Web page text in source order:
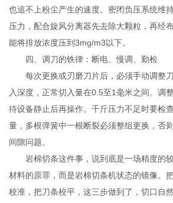
也追不上粉尘产生的速度。密闭负压系统维
压力，配合旋风分离器先去除大颗粒，再经
能将排放浓度压到3mg/m3以下。
四、调刀的铁律：断电、慢调、勤检
每次更换或刃磨刀片后，必须手动调整
入深度，正常切入量在0.5至1毫米之间。调
待设备静止后再操作。千斤压力不足时要检
量，多根弹簧中一根断裂必须整组更换，否
间隙问题。
岩棉切条这件事，说到底是一场精度的
材料的原罪，而是岩棉切条机状态的镜像。
校准，把刀条校平，这三步做到了，切口自